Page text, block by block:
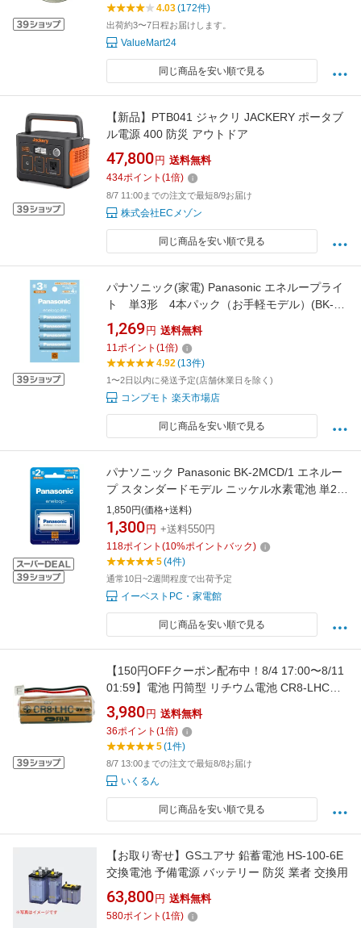
4.03(172件)
出荷約3〜7日程お届けします。
ValueMart24
同じ商品を安い順で見る
【新品】PTB041 ジャクリ JACKERY ポータブ
ル電源 400 防災 アウトドア
47,800 円 送料無料
434ポイント (1倍)
8/7 11:00までの注文で最短8/9お届け
株式会社ECメゾン
同じ商品を安い順で見る
パナソニック(家電) Panasonic エネループライ
ト 単3形 4本パック（お手軽モデル）(BK-
3LCD/4H) 目安在庫=△
1,269 円 送料無料
11ポイント (1倍)
4.92(13件)
1〜2日以内に発送予定(店舗休業日を除く)
コンプモト 楽天市場店
同じ商品を安い順で見る
パナソニック Panasonic BK-2MCD/1 エネルー
プ スタンダードモデル ニッケル水素電池 単2形
充電式 1本 BK2MCD1
1,850円(価格+送料)
1,300 円 +送料550円
118ポイント (10%ポイントバック)
5(4件)
通常10日~2週間程度で出荷予定
イーベストPC・家電館
同じ商品を安い順で見る
【150円OFFクーポン配布中！8/4 17:00〜8/11
01:59】電池 円筒型 リチウム電池 CR8-LHC
FDK 0901-0575 シチズン屋外壁面用電波時計
対応
3,980 円 送料無料
36ポイント (1倍)
5(1件)
8/7 13:00までの注文で最短8/8お届け
いくるん
同じ商品を安い順で見る
【お取り寄せ】GSユアサ 鉛蓄電池 HS-100-6E
交換電池 予備電源 バッテリー 防災 業者 交換用
63,800 円 送料無料
580ポイント (1倍)